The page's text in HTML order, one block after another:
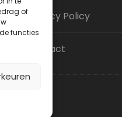
of
functies
Privacy Policy
Contact